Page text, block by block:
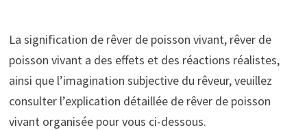
La signification de rêver de poisson vivant, rêver de
poisson vivant a des effets et des réactions réalistes,
ainsi que l’imagination subjective du rêveur, veuillez
consulter l’explication détaillée de rêver de poisson
vivant organisée pour vous ci-dessous.